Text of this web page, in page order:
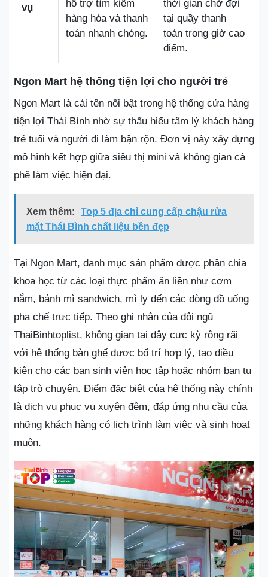
vụ
hỗ trợ tìm kiếm
hàng hóa và thanh
toán nhanh chóng.
thời gian chờ đợi
tại quầy thanh
toán trong giờ cao
điểm.
Ngon Mart hệ thống tiện lợi cho người trẻ
Ngon Mart là cái tên nổi bật trong hệ thống cửa hàng
tiện lợi Thái Bình nhờ sự thấu hiểu tâm lý khách hàng
trẻ tuổi và người đi làm bận rộn. Đơn vị này xây dựng
mô hình kết hợp giữa siêu thị mini và không gian cà
phê làm việc hiện đại.
Xem thêm:
Top 5 địa chỉ cung cấp chậu rửa
mặt Thái Bình chất liệu bền đẹp
Tại Ngon Mart, danh mục sản phẩm được phân chia
khoa học từ các loại thực phẩm ăn liền như cơm
nắm, bánh mì sandwich, mì ly đến các dòng đồ uống
pha chế trực tiếp. Theo ghi nhận của đội ngũ
ThaiBinhtoplist, không gian tại đây cực kỳ rộng rãi
với hệ thống bàn ghế được bố trí hợp lý, tạo điều
kiện cho các bạn sinh viên học tập hoặc nhóm bạn tụ
tập trò chuyện. Điểm đặc biệt của hệ thống này chính
là dịch vụ phục vụ xuyên đêm, đáp ứng nhu cầu của
những khách hàng có lịch trình làm việc và sinh hoạt
muộn.